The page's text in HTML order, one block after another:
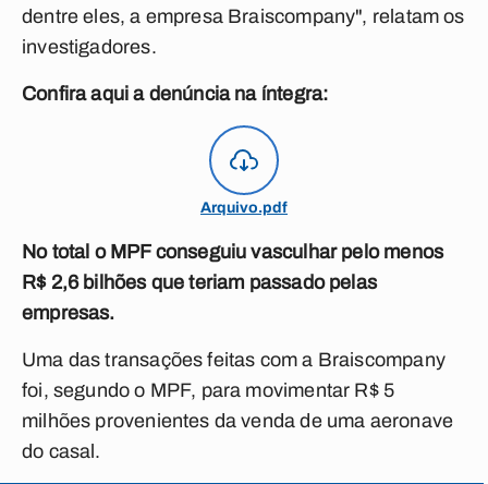
dentre eles, a empresa Braiscompany", relatam os
investigadores.
Confira aqui a denúncia na íntegra:
Arquivo.pdf
No total o MPF conseguiu vasculhar pelo menos
R$ 2,6 bilhões que teriam passado pelas
empresas.
Uma das transações feitas com a Braiscompany
foi, segundo o MPF, para movimentar R$ 5
milhões provenientes da venda de uma aeronave
do casal.